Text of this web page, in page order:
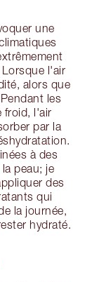
une
l'air
alors que
les
froid, l'air
par la
à des
peau; je
des
qui
la journée,
hydraté.